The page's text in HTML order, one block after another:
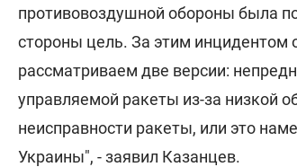
противовоздушной обороны была
стороны цель. За этим инцидентом
рассматриваем две версии:
управляемой ракеты из-за низкой
неисправности ракеты, или это
Украины", - заявил Казанцев.